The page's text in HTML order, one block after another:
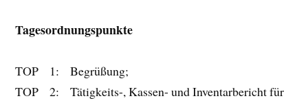
Tagesordnungspunkte
TOP 1: Begrüßung;
TOP 2: Tätigkeits-, Kassen- und Inventarbericht für